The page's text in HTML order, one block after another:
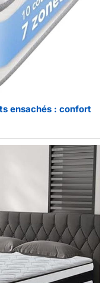
ensachés : confort